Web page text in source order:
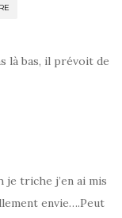
là bas, il prévoit de
je triche j’en ai mis
envie….Peut